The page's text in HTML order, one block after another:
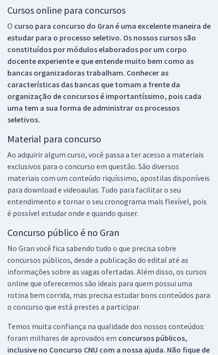
Cursos online para concursos
O curso para concurso do Gran é uma excelente maneira de
estudar para o processo seletivo. Os nossos cursos são
constituídos por módulos elaborados por um corpo
docente experiente e que entende muito bem como as
bancas organizadoras trabalham. Conhecer as
características das bancas que tomam a frente da
organização de concursos é importantíssimo, pois cada
uma tem a sua forma de administrar os processos
seletivos.
Material para concurso
Ao adquirir algum curso, você passa a ter acesso a materiais
exclusivos para o concurso em questão. São diversos
materiais com um conteúdo riquíssimo, apostilas disponíveis
para download e videoaulas. Tudo para facilitar o seu
entendimento e tornar o seu cronograma mais flexível, pois
é possível estudar onde e quando quiser.
Concurso público é no Gran
No Gran você fica sabendo tudo o que precisa sobre
concursos públicos, desde a publicação do edital até as
informações sobre as vagas ofertadas. Além disso, os cursos
online que oferecemos são ideais para quem possui uma
rotina bem corrida, mas precisa estudar bons conteúdos para
o concurso que está prestes a participar.
Temos muita confiança na qualidade dos nossos conteúdos:
foram milhares de aprovados em concursos públicos,
inclusive no Concurso CNU com a nossa ajuda. Não fique de